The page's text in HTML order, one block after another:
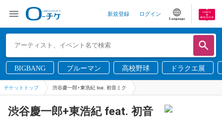
新規登録 ログイン
Language
BIGBANG ブルーマン 高校野球 ドラクエ展
チケットトップ 渋谷慶一郎+東浩紀 feat. 初音ミク
渋谷慶一郎+東浩紀 feat. 初音